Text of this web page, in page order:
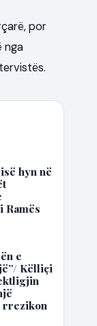
por
nga
hyn në
Ramës
e
Këlliçi
rrezikon